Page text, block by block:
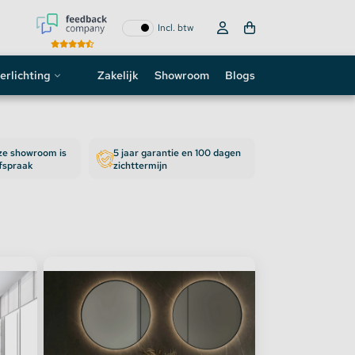
Incl. btw
sign
Zakelijk Showroom Blogs
showroom is
5 jaar garantie en 100 dagen
zichttermijn